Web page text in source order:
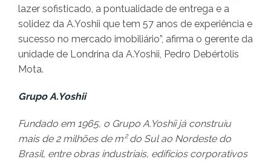
lazer sofisticado, a pontualidade de entrega e a
solidez da A.Yoshii que tem 57 anos de experiência e
sucesso no mercado imobiliário”, afirma o gerente da
unidade de Londrina da A.Yoshii, Pedro Debértolis
Mota.
Grupo A.Yoshii
Fundado em 1965, o Grupo A.Yoshii já construiu
mais de 2 milhões de m² do Sul ao Nordeste do
Brasil, entre obras industriais, edifícios corporativos